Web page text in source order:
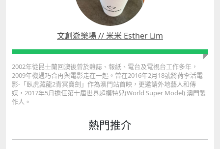
文創遊樂場 // 米米 Esther Lim
2002年從昆士蘭回澳後曾於雜誌、報紙、電台及電視台工作多年，
2009年機遇巧合再與電影走在一起。曾在2016年2月18號將荷李活電
影-「臥虎藏龍2青冥寶劍」作為澳門站首映，更邀請外地藝人和傳
媒，2017年5月擔任第十屆世界超模特兒(World Super Model) 澳門製
作人。
熱門推介